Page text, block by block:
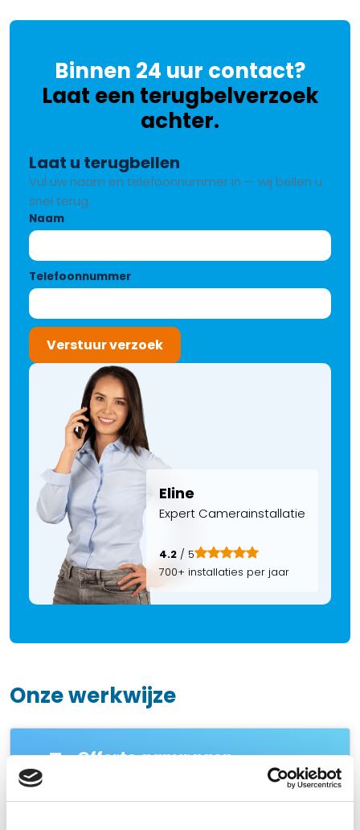
Binnen 24 uur contact?
Laat een terugbelverzoek
achter.
Laat u terugbellen
Vul uw naam en telefoonnummer in — wij bellen u
snel terug.
Naam
Telefoonnummer
Verstuur verzoek
Eline
Expert Camerainstallatie
4.2 / 5
700+ installaties per jaar
Onze werkwijze
1 Offerte aanvragen
U doet bij ons een vrijblijvende aanvraag